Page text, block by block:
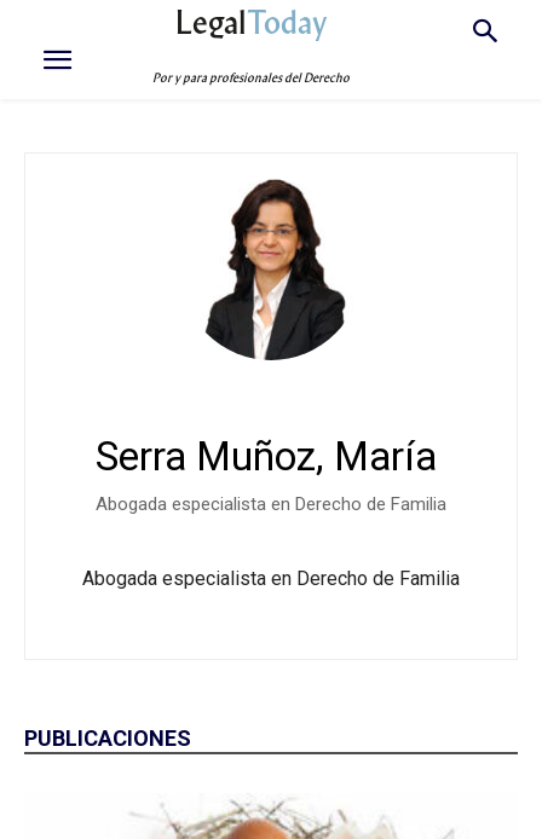
LegalToday
Por y para profesionales del Derecho
Serra Muñoz, María
Abogada especialista en Derecho de Familia
Abogada especialista en Derecho de Familia
PUBLICACIONES